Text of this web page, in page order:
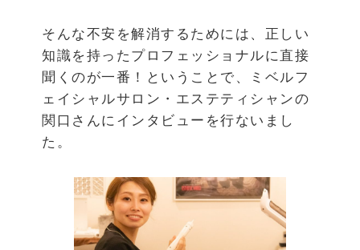
そんな不安を解消するためには、正しい
知識を持ったプロフェッショナルに直接
聞くのが一番！ということで、ミベルフ
ェイシャルサロン・エステティシャンの
関口さんにインタビューを行ないまし
た。